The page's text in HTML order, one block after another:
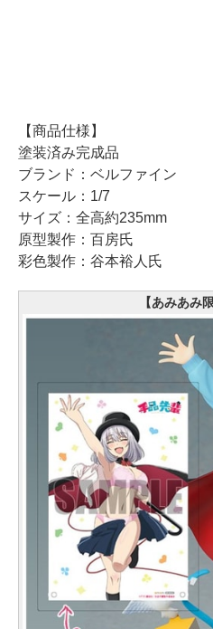
【商品仕様】
塗装済み完成品
ブランド：ベルファイン
スケール：1/7
サイズ：全高約235mm
原型製作：百房氏
彩色製作：谷本裕人氏
【あみあみ